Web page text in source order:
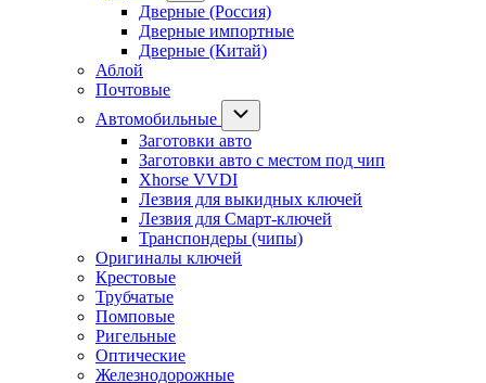
Дверные (Россия)
Дверные импортные
Дверные (Китай)
Аблой
Почтовые
Автомобильные
Заготовки авто
Заготовки авто с местом под чип
Xhorse VVDI
Лезвия для выкидных ключей
Лезвия для Смарт-ключей
Транспондеры (чипы)
Оригиналы ключей
Крестовые
Трубчатые
Помповые
Ригельные
Оптические
Железнодорожные